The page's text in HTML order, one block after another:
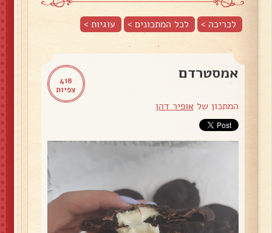
לכריכה > לכל המתכונים > עוגיות>
418
צפיות
אמסטרדם
המתכון של אופיר דהן